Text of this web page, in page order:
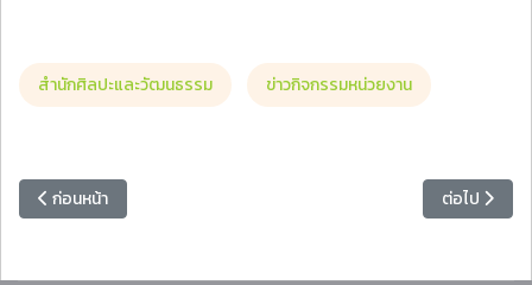
สำนักศิลปะและวัฒนธรรม ข่าวกิจกรรมหน่วยงาน
เนื้อหาก่อนหน้า: อธิการบดี เปิดโครงการสัมมนาแนวทางพัฒนาหลักสูตร
ก่อนหน้า เนื้อหาถัดไป
ต่อไป